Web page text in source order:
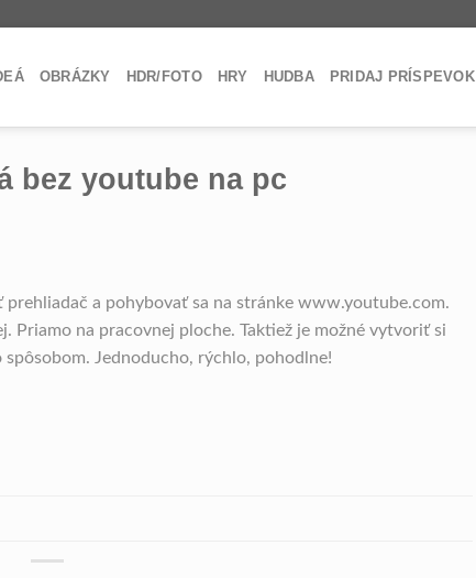
OBRÁZKY HDR/FOTO HRY HUDBA PRIDAJ PRÍSPEVOK
bez youtube na pc
prehliadač a pohybovať sa na stránke www.youtube.com.
na pracovnej ploche. Taktiež je možné vytvoriť si
Jednoducho, rýchlo, pohodlne!